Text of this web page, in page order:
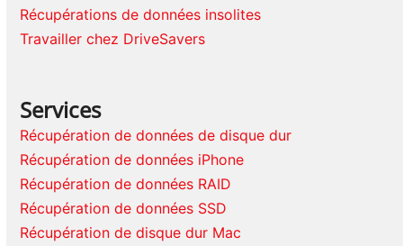
Récupérations de données insolites
Travailler chez DriveSavers
Services
Récupération de données de disque dur
Récupération de données iPhone
Récupération de données RAID
Récupération de données SSD
Récupération de disque dur Mac